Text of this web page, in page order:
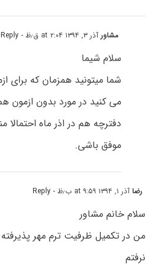
مشاور آذر ۳, ۱۳۹۴ at ۲:۰۴ ق٫ظ - Reply
سلام شیما
شما میتونید همزمان که برای
می کنید در مورد بدون ازمون
دفترچه هم در اذر ماه
موفق باشی.
رضاآذر ۱, ۱۳۹۴ at ۹:۵۹ ب٫ظ - Reply
سلام خانم مشاور
من در تکمیل ظرفیت ترم مهر
نرفتم